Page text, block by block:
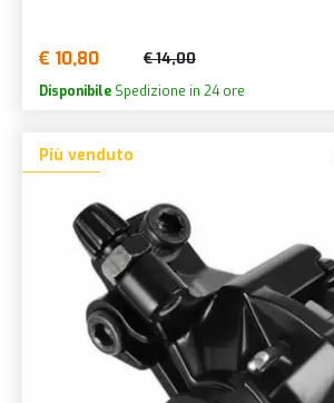
€ 10,80 € 14,00
Disponibile Spedizione in 24 ore
Più venduto